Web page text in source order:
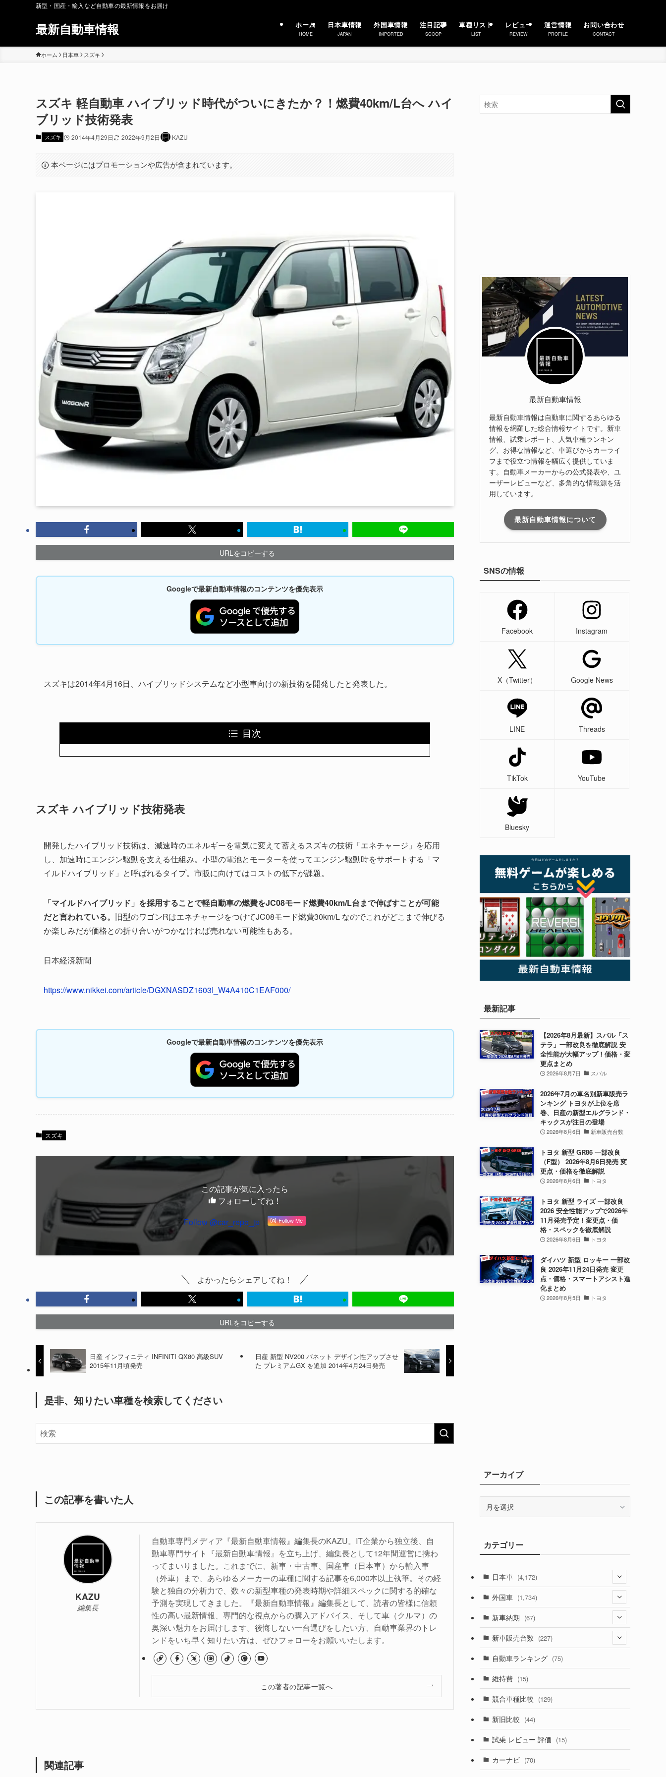
新型・国産・輸入など自動車の最新情報をお届け
最新自動車情報 ホーム
HOME
日本車情報
JAPAN
外国車情報
IMPORTED
注目記事
SCOOP
車種リスト
LIST
レビュー
REVIEW
運営情報
PROFILE
お問い合わせ
CONTACT
ホーム 日本車 スズキ
スズキ 軽自動車 ハイブリッド時代がついにきたか？！燃費40km/L台へ ハイ
ブリッド技術発表
スズキ 2014年4月29日 2022年9月2日 KAZU
本ページにはプロモーションや広告が含まれています。
URLをコピーする
Googleで最新自動車情報のコンテンツを優先表示
スズキは2014年4月16日、ハイブリッドシステムなど小型車向けの新技術を開発したと発表した。
目次
スズキ ハイブリッド技術発表
開発したハイブリッド技術は、減速時のエネルギーを電気に変えて蓄えるスズキの技術「エネチャージ」を応用
し、加速時にエンジン駆動を支える仕組み。小型の電池とモーターを使ってエンジン駆動時をサポートする「マ
イルドハイブリッド」と呼ばれるタイプ。市販に向けてはコストの低下が課題。
「マイルドハイブリッド」を採用することで軽自動車の燃費をJC08モード燃費40km/L台まで伸ばすことが可能
だと言われている。 旧型のワゴンRはエネチャージをつけてJC08モード燃費30km/L なのでこれがどこまで伸びる
か楽しみだが価格との折り合いがつかなければ売れない可能性もある。
日本経済新聞
https://www.nikkei.com/article/DGXNASDZ1603I_W4A410C1EAF000/
Googleで最新自動車情報のコンテンツを優先表示
スズキ
この記事が気に入ったら
フォローしてね！
Follow @car_repo_jp
Follow Me
よかったらシェアしてね！
URLをコピーする
日産 インフィニティ INFINITI QX80 高級SUV
2015年11月頃発売
日産 新型 NV200 バネット デザイン性アップさせ
た プレミアムGX を追加 2014年4月24日発売
是非、知りたい車種を検索してください
この記事を書いた人
KAZU
編集長
自動車専門メディア『最新自動車情報』編集長のKAZU。IT企業から独立後、自
動車専門サイト『最新自動車情報』を立ち上げ、編集長として12年間運営に携わ
ってまいりました。これまでに、新車・中古車、国産車（日本車）から輸入車
（外車）まで、あらゆるメーカーの車種に関する記事を6,000本以上執筆。その経
験と独自の分析力で、数々の新型車種の発表時期や詳細スペックに関する的確な
予測を実現してきました。『最新自動車情報』編集長として、読者の皆様に信頼
性の高い最新情報、専門的な視点からの購入アドバイス、そして車（クルマ）の
奥深い魅力をお届けします。後悔しない一台選びをしたい方、自動車業界のトレ
ンドをいち早く知りたい方は、ぜひフォローをお願いいたします。
この著者の記事一覧へ
関連記事
最新自動車情報
最新自動車情報は自動車に関するあらゆる
情報を網羅した総合情報サイトです。新車
情報、試乗レポート、人気車種ランキン
グ、お得な情報など、車選びからカーライ
フまで役立つ情報を幅広く提供していま
す。自動車メーカーからの公式発表や、ユ
ーザーレビューなど、多角的な情報源を活
用しています。
最新自動車情報について
SNSの情報
Facebook Instagram
X（Twitter） Google News
LINE Threads
TikTok YouTube
Bluesky
最新記事
【2026年8月最新】スバル「ス
テラ」一部改良を徹底解説 安
全性能が大幅アップ！価格・変
更点まとめ
2026年8月7日 スバル
2026年7月の車名別新車販売ラ
ンキング トヨタが上位を席
巻、日産の新型エルグランド・
キックスが注目の登場
2026年8月6日 新車販売台数
トヨタ 新型 GR86 一部改良
（F型） 2026年8月6日発売 変
更点・価格を徹底解説
2026年8月6日 トヨタ
トヨタ 新型 ライズ 一部改良
2026 安全性能アップで2026年
11月発売予定！変更点・価
格・スペックを徹底解説
2026年8月6日 トヨタ
ダイハツ 新型 ロッキー 一部改
良 2026年11月24日発売 変更
点・価格・スマートアシスト進
化まとめ
2026年8月5日 トヨタ
アーカイブ
ブカテゴリー
日本車 (4,172)
(1,321)
(329)
(525)
(357)
(328)
(194)
(230)
(253)
外国車 (1,734)
(188)
(242)
(85)
(84)
(14)
(222)
(50)
(58)
新車納期 (67)
(28)
(8)
(3)
(3)
(5)
(1)
新車販売台数 (227)
(21)
(5)
(7)
(5)
自動車ランキング (75)
維持費 (15)
競合車種比較 (129)
新旧比較 (44)
試乗 レビュー 評価 (15)
カーナビ (70)